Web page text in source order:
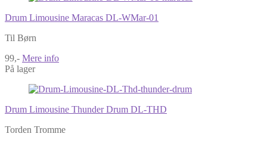
Drum Limousine Maracas DL-WMar-01
Til Børn
99,- Mere info
På lager
Drum Limousine Thunder Drum DL-THD
Torden Tromme